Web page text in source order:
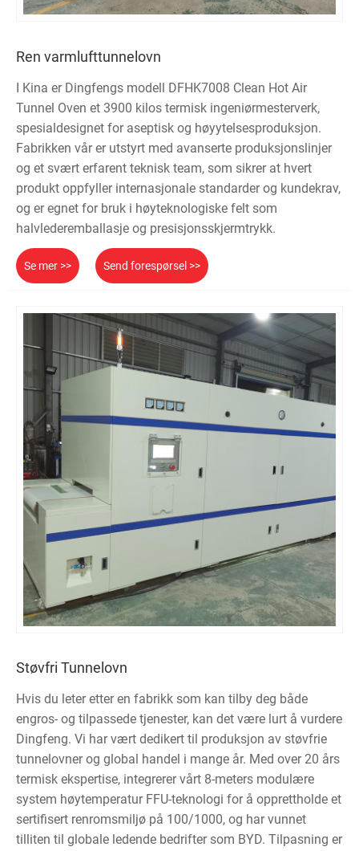
Ren varmlufttunnelovn
I Kina er Dingfengs modell DFHK7008 Clean Hot Air
Tunnel Oven et 3900 kilos termisk ingeniørmesterverk,
spesialdesignet for aseptisk og høyytelsesproduksjon.
Fabrikken vår er utstyrt med avanserte produksjonslinjer
og et svært erfarent teknisk team, som sikrer at hvert
produkt oppfyller internasjonale standarder og kundekrav,
og er egnet for bruk i høyteknologiske felt som
halvlederemballasje og presisjonsskjermtrykk.
Se mer >> Send forespørsel >>
Støvfri Tunnelovn
Hvis du leter etter en fabrikk som kan tilby deg både
engros- og tilpassede tjenester, kan det være lurt å vurdere
Dingfeng. Vi har vært dedikert til produksjon av støvfrie
tunnelovner og global handel i mange år. Med over 20 års
termisk ekspertise, integrerer vårt 8-meters modulære
system høytemperatur FFU-teknologi for å opprettholde et
sertifisert renromsmiljø på 100/1000, og har vunnet
tilliten til globale ledende bedrifter som BYD. Tilpasning er